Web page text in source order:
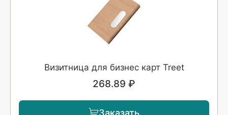
Визитница для бизнес карт Treet
268.89 ₽
Заказать